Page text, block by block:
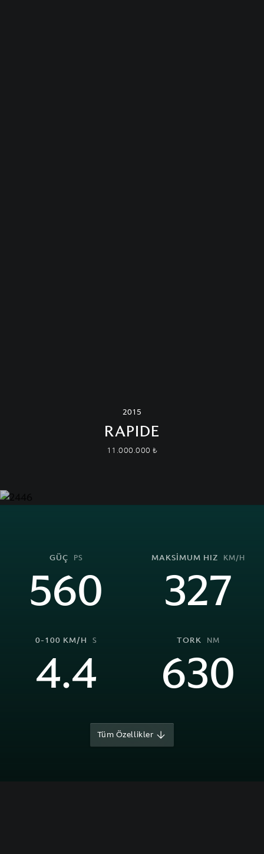
2015
RAPIDE
11.000.000 ₺
GÜÇ PS
560
MAKSİMUM HIZ KM/H
327
0-100 KM/H S
4.4
TORK NM
630
Tüm Özellikler